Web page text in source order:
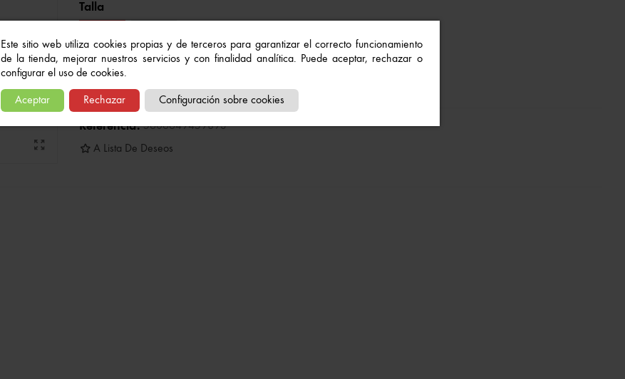
Este sitio web utiliza cookies propias y de terceros para garantizar el correcto funcionamiento
de la tienda, mejorar nuestros servicios y con finalidad analítica. Puede aceptar, rechazar o
configurar el uso de cookies.
Aceptar Rechazar Configuración sobre cookies
Talla
- +
Referencia: 5606649459893
A Lista De Deseos